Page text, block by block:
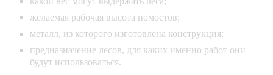
желаемая рабочая высота помостов;
металл, из которого изготовлена конструкция;
предназначение лесов, для каких именно работ они
будут использоваться.